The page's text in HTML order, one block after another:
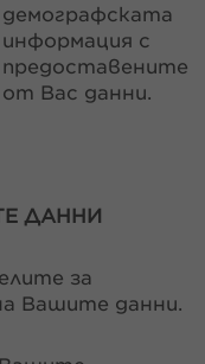
демографската
информация с
предоставените
от Вас данни.
ДАННИ
за
Вашите данни.